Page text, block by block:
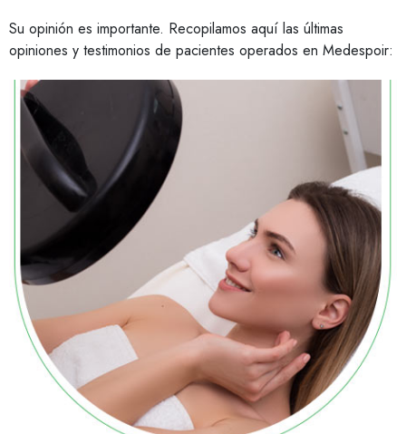
Su opinión es importante. Recopilamos aquí las últimas
opiniones y testimonios de pacientes operados en Medespoir: